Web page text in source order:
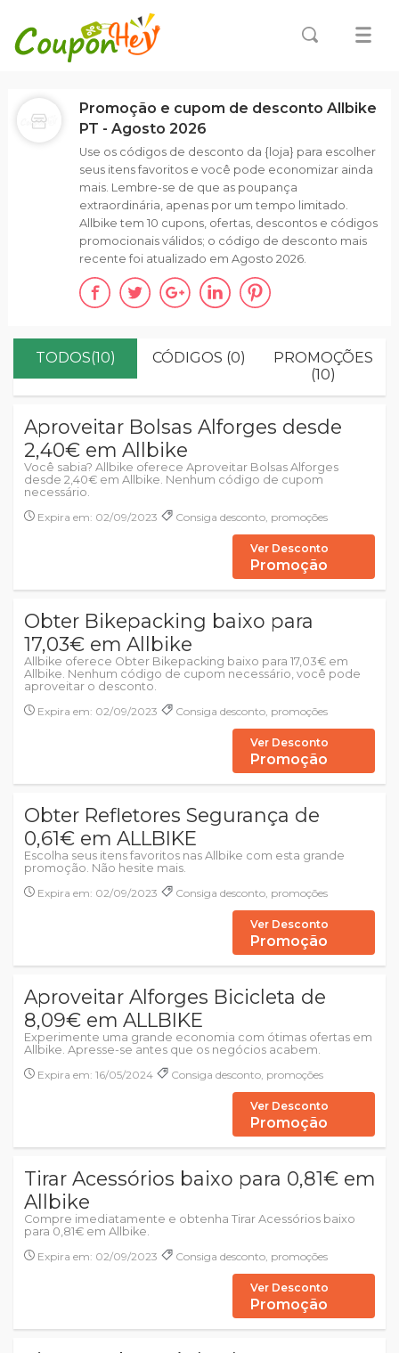
TODOS(10) CÓDIGOS (0)
PROMOÇÕES
(10)
Aproveitar Bolsas Alforges desde
2,40€ em Allbike
Você sabia? Allbike oferece Aproveitar Bolsas Alforges
desde 2,40€ em Allbike. Nenhum código de cupom
necessário.
Expira em: 02/09/2023
Consiga desconto, promoções
Ver Desconto
Promoção
Obter Bikepacking baixo para
17,03€ em Allbike
Allbike oferece Obter Bikepacking baixo para 17,03€ em
Allbike. Nenhum código de cupom necessário, você pode
aproveitar o desconto.
Expira em: 02/09/2023
Consiga desconto, promoções
Ver Desconto
Promoção
Obter Refletores Segurança de
0,61€ em ALLBIKE
Escolha seus itens favoritos nas Allbike com esta grande
promoção. Não hesite mais.
Expira em: 02/09/2023
Consiga desconto, promoções
Ver Desconto
Promoção
Aproveitar Alforges Bicicleta de
8,09€ em ALLBIKE
Experimente uma grande economia com ótimas ofertas em
Allbike. Apresse-se antes que os negócios acabem.
Expira em: 16/05/2024
Consiga desconto, promoções
Ver Desconto
Promoção
Tirar Acessórios baixo para 0,81€ em
Allbike
Compre imediatamente e obtenha Tirar Acessórios baixo
para 0,81€ em Allbike.
Expira em: 02/09/2023
Consiga desconto, promoções
Ver Desconto
Promoção
Promoção e cupom de desconto Allbike
PT - Agosto 2026
Use os códigos de desconto da {loja} para escolher
seus itens favoritos e você pode economizar ainda
mais. Lembre-se de que as poupança
extraordinária, apenas por um tempo limitado.
Allbike tem 10 cupons, ofertas, descontos e códigos
promocionais válidos; o código de desconto mais
recente foi atualizado em Agosto 2026.